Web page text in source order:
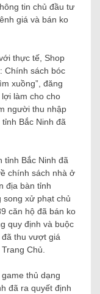
tin chủ đầu tư
giá và bán ko
thực tế, Shop
Chính sách bóc
xuồng”, đăng
làm cho cho
người thu nhập
Bắc Ninh đã
tỉnh Bắc Ninh đã
chính sách nhà ở
địa bàn tỉnh
song xử phạt chủ
căn hộ đã bán ko
quy định và buộc
đã thu vượt giá
Chủ.
thủ dạng
đã ra quyết định